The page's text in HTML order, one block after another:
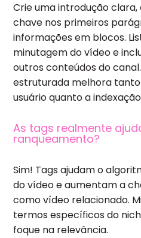
Crie uma introdução
chave nos primeiros
informações em blocos.
minutagem do vídeo e
outros conteúdos do
estruturada melhora
usuário quanto a
As tags realmente
ranqueamento?
Sim! Tags ajudam o
do vídeo e aumentam a
como vídeo relacionado.
termos específicos do
foque na relevância.